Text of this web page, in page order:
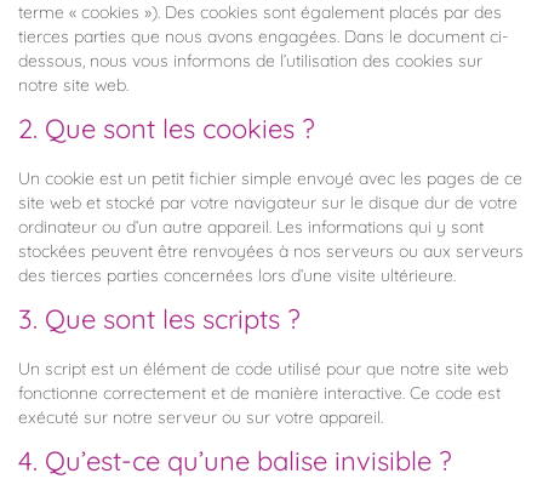
terme « cookies »). Des cookies sont également placés par des
tierces parties que nous avons engagées. Dans le document ci-
dessous, nous vous informons de l’utilisation des cookies sur
notre site web.
2. Que sont les cookies ?
Un cookie est un petit fichier simple envoyé avec les pages de ce
site web et stocké par votre navigateur sur le disque dur de votre
ordinateur ou d’un autre appareil. Les informations qui y sont
stockées peuvent être renvoyées à nos serveurs ou aux serveurs
des tierces parties concernées lors d’une visite ultérieure.
3. Que sont les scripts ?
Un script est un élément de code utilisé pour que notre site web
fonctionne correctement et de manière interactive. Ce code est
exécuté sur notre serveur ou sur votre appareil.
4. Qu’est-ce qu’une balise invisible ?